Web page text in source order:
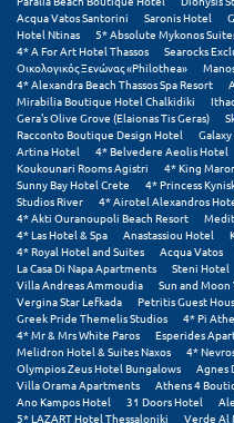
Λουτράκι
Λούτσα
Μ
Μάνη
Μαραθώνας Αττικής
Μαρώνεια
Μεθώνη
Μεσολόγγι
Μεσσηνία
Μετέωρα
Acqua Vatos Santorini
Saronis Hotel
Hotel Ntinas
5* Absolute Mykonos
4* A For Art Hotel Thassos
Searocks
Οικολογικός Ξενώνας «Philothea»
4* Alexandra Beach Thassos Spa Resort
Mirabilia Boutique Hotel Chalkidiki
Gera's Olive Grove (Elaionas Tis Geras)
Racconto Boutique Design Hotel
Artina Hotel
4* Belvedere Aeolis Hotel
Koukounari Rooms Agistri
4* King
Sunny Bay Hotel Crete
4* Princess
Studios River
4* Airotel Alexandros
4* Akti Ouranoupoli Beach Resort
4* Las Hotel & Spa
Anastassiou Hotel
4* Royal Hotel and Suites
Acqua Vatos
La Casa Di Napa Apartments
Steni Hotel
Villa Andreas Ammoudia
Sun and Moon
Vergina Star Lefkada
Petritis Guest
Greek Pride Themelis Studios
4* Pi
4* Mr & Mrs White Paros
Esperides
Melidron Hotel & Suites Naxos
4*
Olympios Zeus Hotel Bungalows
Agnes
Villa Orama Apartments
Athens 4
Ano Kampos Hotel
31 Doors Hotel
5* LAZART Hotel Thessaloniki
Verde Al